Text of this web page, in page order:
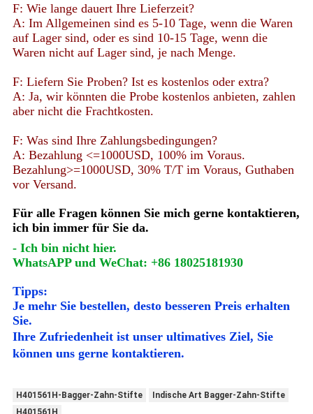
F: Wie lange dauert Ihre Lieferzeit?
A: Im Allgemeinen sind es 5-10 Tage, wenn die Waren
auf Lager sind, oder es sind 10-15 Tage, wenn die
Waren nicht auf Lager sind, je nach Menge.
F: Liefern Sie Proben? Ist es kostenlos oder extra?
A: Ja, wir könnten die Probe kostenlos anbieten, zahlen
aber nicht die Frachtkosten.
F: Was sind Ihre Zahlungsbedingungen?
A: Bezahlung <=1000USD, 100% im Voraus.
Bezahlung>=1000USD, 30% T/T im Voraus, Guthaben
vor Versand.
Für alle Fragen können Sie mich gerne kontaktieren,
ich bin immer für Sie da.
- Ich bin nicht hier.
WhatsAPP und WeChat: +86 18025181930
Tipps:
Je mehr Sie bestellen, desto besseren Preis erhalten
Sie.
Ihre Zufriedenheit ist unser ultimatives Ziel, Sie
können uns gerne kontaktieren.
H401561H-Bagger-Zahn-Stifte
Indische Art Bagger-Zahn-Stifte
H401561H